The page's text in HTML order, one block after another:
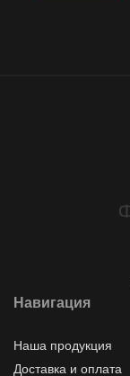
Навигация
Наша продукция
Доставка и оплата